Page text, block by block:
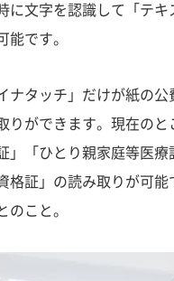
に文字を認識して「テキ
能です。
ナタッチ」だけが紙の公
りができます。現在のと
」「ひとり親家庭等医療
格証」の読み取りが可能
のこと。